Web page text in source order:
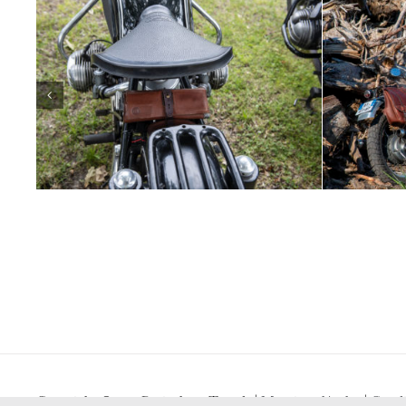
Copyright © 2021 Brainshots Trends | Mentions légales |